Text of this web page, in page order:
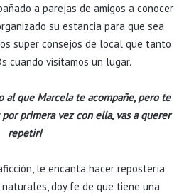
a parejas de amigos a conocer
su estancia para que sea
super consejos de local que tanto
cuando visitamos un lugar.
al que Marcela te acompañe, pero te
primera vez con ella, vas a querer
repetir!
le encanta hacer repostería
doy fe de que tiene una